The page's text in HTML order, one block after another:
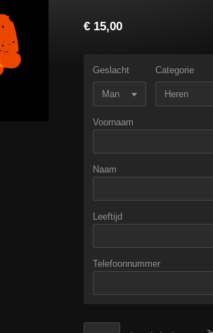
€ 15,00
Geslacht Categorie
Voornaam
Naam
Leeftijd
Telefoonnummer